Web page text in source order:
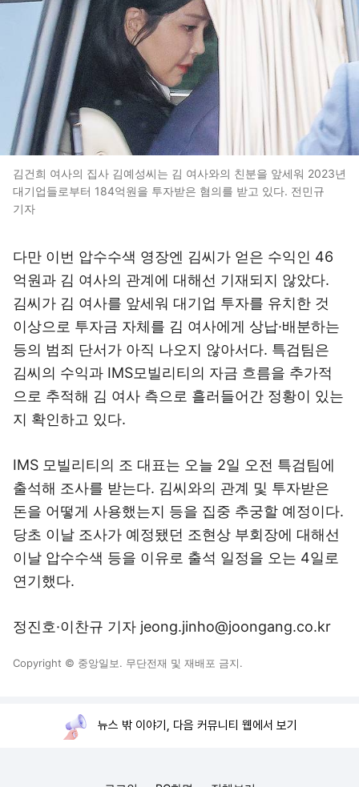
김건희 여사의 집사 김예성씨는 김 여사와의 친분을 앞세워 2023년
대기업들로부터 184억원을 투자받은 혐의를 받고 있다. 전민규
기자
다만 이번 압수수색 영장엔 김씨가 얻은 수익인 46
억원과 김 여사의 관계에 대해선 기재되지 않았다.
김씨가 김 여사를 앞세워 대기업 투자를 유치한 것
이상으로 투자금 자체를 김 여사에게 상납·배분하는
등의 범죄 단서가 아직 나오지 않아서다. 특검팀은
김씨의 수익과 IMS모빌리티의 자금 흐름을 추가적
으로 추적해 김 여사 측으로 흘러들어간 정황이 있는
지 확인하고 있다.
IMS 모빌리티의 조 대표는 오늘 2일 오전 특검팀에
출석해 조사를 받는다. 김씨와의 관계 및 투자받은
돈을 어떻게 사용했는지 등을 집중 추궁할 예정이다.
당초 이날 조사가 예정됐던 조현상 부회장에 대해선
이날 압수수색 등을 이유로 출석 일정을 오는 4일로
연기했다.
정진호·이찬규 기자 jeong.jinho@joongang.co.kr
Copyright © 중앙일보. 무단전재 및 재배포 금지.
뉴스 밖 이야기, 다음 커뮤니티 웹에서 보기